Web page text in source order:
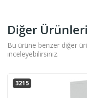
Diğer
Bu ürüne benzer diğer
inceleyebilirsiniz.
3215